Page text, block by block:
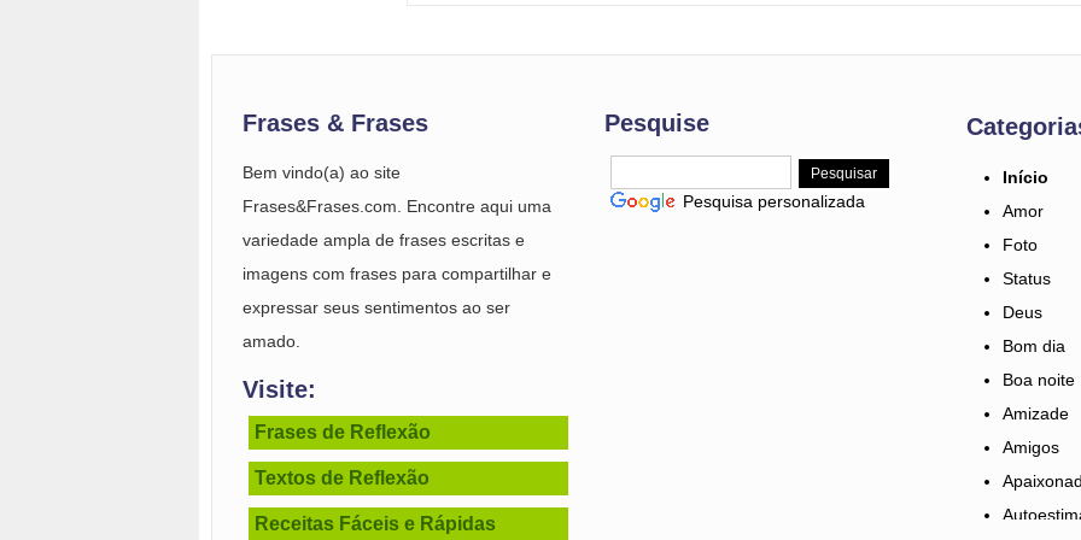
Frases & Frases
Bem vindo(a) ao site
Frases&Frases.com. Encontre aqui uma
variedade ampla de frases escritas e
imagens com frases para compartilhar e
expressar seus sentimentos ao ser
amado.
Visite:
Frases de Reflexão
Textos de Reflexão
Receitas Fáceis e Rápidas
Pesquise
Pesquisa personalizada
Início
Amor
Foto
Status
Deus
Bom dia
Boa noite
Amizade
Amigos